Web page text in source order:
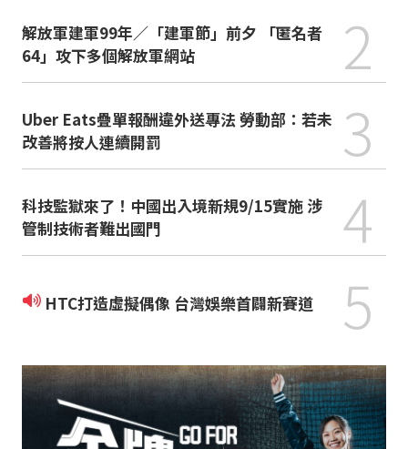
解放軍建軍99年／「建軍節」前夕 「匿名者
64」攻下多個解放軍網站
2
Uber Eats疊單報酬違外送專法 勞動部：若未
改善將按人連續開罰
3
科技監獄來了！中國出入境新規9/15實施 涉
管制技術者難出國門
4
HTC打造虛擬偶像 台灣娛樂首闢新賽道 5